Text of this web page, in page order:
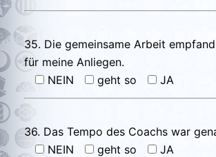
35. Die gemeinsame Arbeit
für meine Anliegen.
NEIN
geht so JA
36. Das Tempo des Coachs war
NEIN
geht so JA